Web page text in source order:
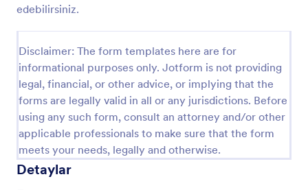
edebilirsiniz.
Disclaimer: The form templates here are for
informational purposes only. Jotform is not providing
legal, financial, or other advice, or implying that the
forms are legally valid in all or any jurisdictions. Before
using any such form, consult an attorney and/or other
applicable professionals to make sure that the form
meets your needs, legally and otherwise.
Detaylar
Önizleme